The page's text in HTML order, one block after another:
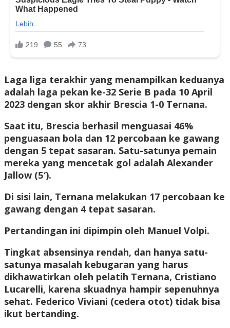
Laga liga terakhir yang menampilkan keduanya
adalah laga pekan ke-32 Serie B pada 10 April
2023 dengan skor akhir Brescia 1-0 Ternana.
Saat itu, Brescia berhasil menguasai 46%
penguasaan bola dan 12 percobaan ke gawang
dengan 5 tepat sasaran. Satu-satunya pemain
mereka yang mencetak gol adalah Alexander
Jallow (5′).
Di sisi lain, Ternana melakukan 17 percobaan ke
gawang dengan 4 tepat sasaran.
Pertandingan ini dipimpin oleh Manuel Volpi.
Tingkat absensinya rendah, dan hanya satu-
satunya masalah kebugaran yang harus
dikhawatirkan oleh pelatih Ternana, Cristiano
Lucarelli, karena skuadnya hampir sepenuhnya
sehat. Federico Viviani (cedera otot) tidak bisa
ikut bertanding.